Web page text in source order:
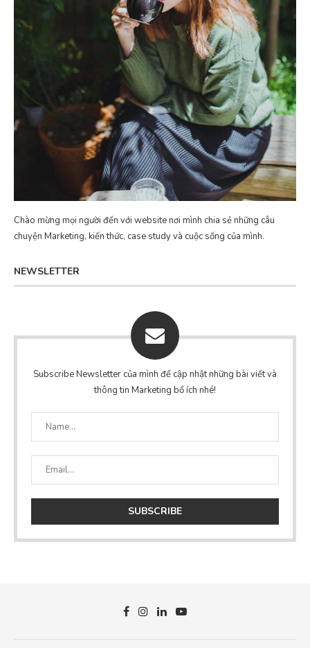
Chào mừng mọi người đến với website nơi mình chia sẻ những câu
chuyện Marketing, kiến thức, case study và cuộc sống của mình.
NEWSLETTER
Subscribe Newsletter của mình để cập nhật những bài viết và
thông tin Marketing bổ ích nhé!